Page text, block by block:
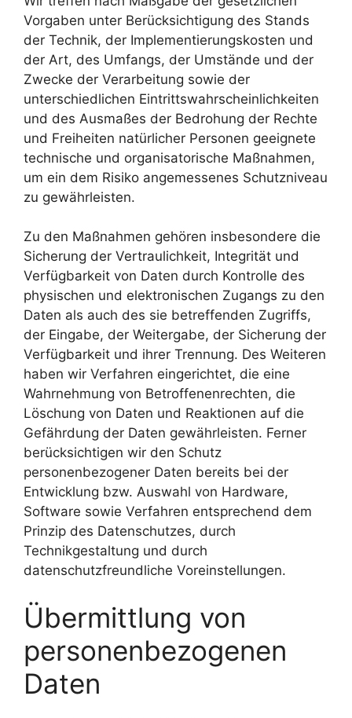
Vorgaben unter Berücksichtigung des Stands
der Technik, der Implementierungskosten und
der Art, des Umfangs, der Umstände und der
Zwecke der Verarbeitung sowie der
unterschiedlichen Eintrittswahrscheinlichkeiten
und des Ausmaßes der Bedrohung der Rechte
und Freiheiten natürlicher Personen geeignete
technische und organisatorische Maßnahmen,
um ein dem Risiko angemessenes Schutzniveau
zu gewährleisten.
Zu den Maßnahmen gehören insbesondere die
Sicherung der Vertraulichkeit, Integrität und
Verfügbarkeit von Daten durch Kontrolle des
physischen und elektronischen Zugangs zu den
Daten als auch des sie betreffenden Zugriffs,
der Eingabe, der Weitergabe, der Sicherung der
Verfügbarkeit und ihrer Trennung. Des Weiteren
haben wir Verfahren eingerichtet, die eine
Wahrnehmung von Betroffenenrechten, die
Löschung von Daten und Reaktionen auf die
Gefährdung der Daten gewährleisten. Ferner
berücksichtigen wir den Schutz
personenbezogener Daten bereits bei der
Entwicklung bzw. Auswahl von Hardware,
Software sowie Verfahren entsprechend dem
Prinzip des Datenschutzes, durch
Technikgestaltung und durch
datenschutzfreundliche Voreinstellungen.
Übermittlung von
personenbezogenen
Daten